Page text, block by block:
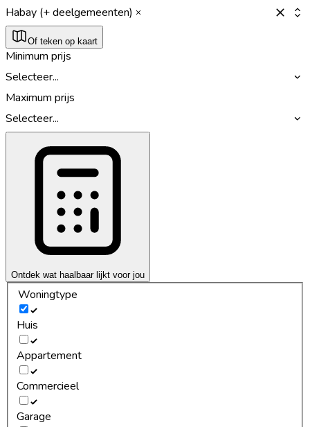
Habay (+ deelgemeenten)
Of teken op kaart
Minimum prijs
Selecteer...
Maximum prijs
Selecteer...
Ontdek wat haalbaar lijkt voor jou
Woningtype
Huis
Appartement
Commercieel
Garage